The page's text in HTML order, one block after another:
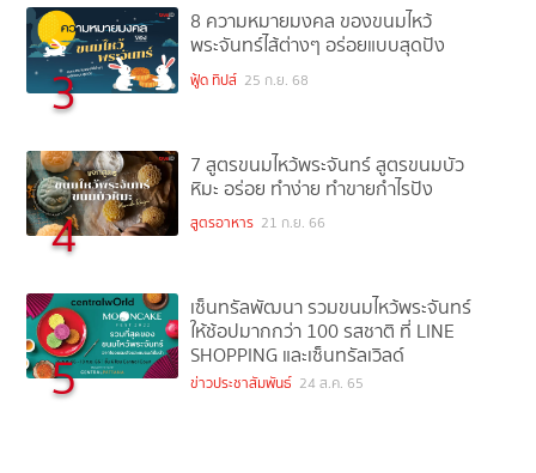
3
8 ความหมายมงคล ของขนมไหว้
พระจันทร์ไส้ต่างๆ อร่อยแบบสุดปัง
ฟู้ด ทิปส์ 25 ก.ย. 68
4
7 สูตรขนมไหว้พระจันทร์ สูตรขนมบัว
หิมะ อร่อย ทำง่าย ทำขายกำไรปัง
สูตรอาหาร 21 ก.ย. 66
5
เซ็นทรัลพัฒนา รวมขนมไหว้พระจันทร์
ให้ช้อปมากกว่า 100 รสชาติ ที่ LINE
SHOPPING และเซ็นทรัลเวิลด์
ข่าวประชาสัมพันธ์ 24 ส.ค. 65